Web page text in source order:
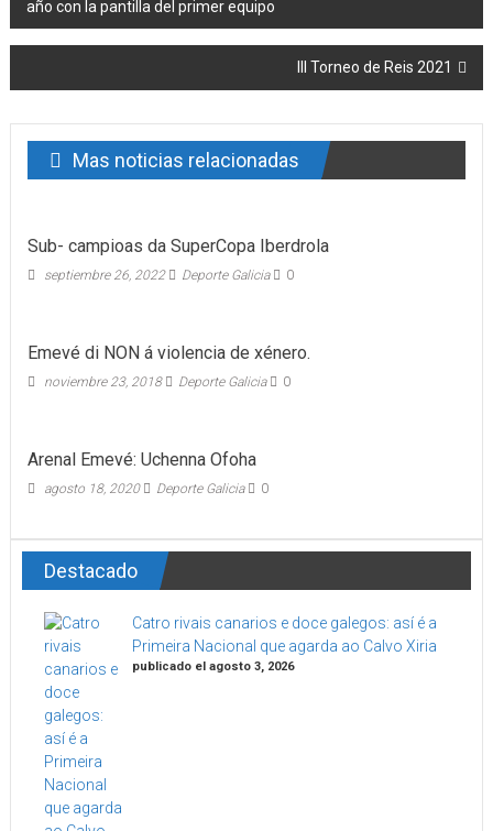
año con la pantilla del primer equipo
III Torneo de Reis 2021
Mas noticias relacionadas
Sub- campioas da SuperCopa Iberdrola
septiembre 26, 2022 Deporte Galicia 0
Emevé di NON á violencia de xénero.
noviembre 23, 2018 Deporte Galicia 0
Arenal Emevé: Uchenna Ofoha
agosto 18, 2020 Deporte Galicia 0
Destacado
Catro rivais canarios e doce galegos: así é a
Primeira Nacional que agarda ao Calvo Xiria
publicado el agosto 3, 2026